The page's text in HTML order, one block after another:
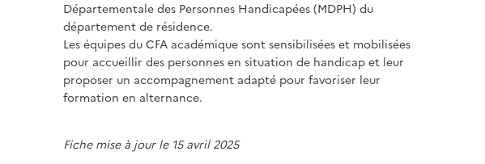
Départementale des Personnes Handicapées (MDPH) du
département de résidence.
Les équipes du CFA académique sont sensibilisées et mobilisées
pour accueillir des personnes en situation de handicap et leur
proposer un accompagnement adapté pour favoriser leur
formation en alternance.
Fiche mise à jour le 15 avril 2025